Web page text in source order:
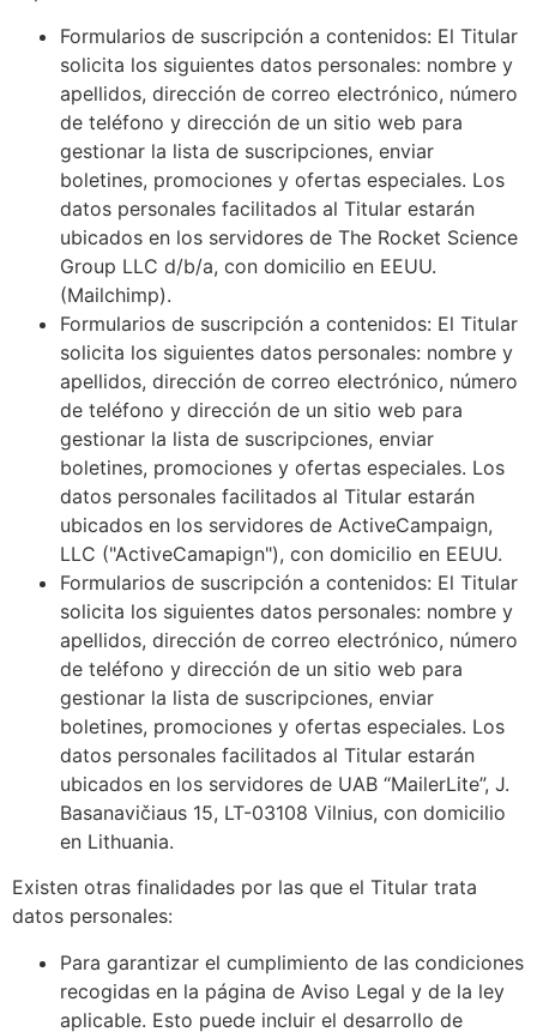
Formularios de suscripción a contenidos: El Titular
solicita los siguientes datos personales: nombre y
apellidos, dirección de correo electrónico, número
de teléfono y dirección de un sitio web para
gestionar la lista de suscripciones, enviar
boletines, promociones y ofertas especiales. Los
datos personales facilitados al Titular estarán
ubicados en los servidores de The Rocket Science
Group LLC d/b/a, con domicilio en EEUU.
(Mailchimp).
Formularios de suscripción a contenidos: El Titular
solicita los siguientes datos personales: nombre y
apellidos, dirección de correo electrónico, número
de teléfono y dirección de un sitio web para
gestionar la lista de suscripciones, enviar
boletines, promociones y ofertas especiales. Los
datos personales facilitados al Titular estarán
ubicados en los servidores de ActiveCampaign,
LLC ("ActiveCamapign"), con domicilio en EEUU.
Formularios de suscripción a contenidos: El Titular
solicita los siguientes datos personales: nombre y
apellidos, dirección de correo electrónico, número
de teléfono y dirección de un sitio web para
gestionar la lista de suscripciones, enviar
boletines, promociones y ofertas especiales. Los
datos personales facilitados al Titular estarán
ubicados en los servidores de UAB “MailerLite”, J.
Basanavičiaus 15, LT-03108 Vilnius, con domicilio
en Lithuania.
Existen otras finalidades por las que el Titular trata
datos personales:
Para garantizar el cumplimiento de las condiciones
recogidas en la página de Aviso Legal y de la ley
aplicable. Esto puede incluir el desarrollo de